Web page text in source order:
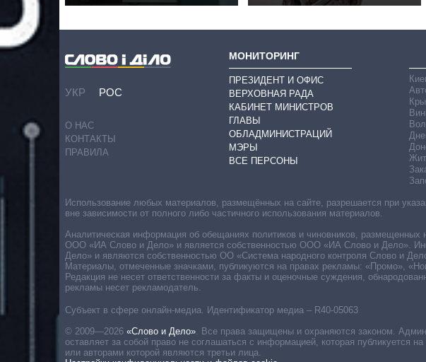
УКР РОС
О НАС
КОНТАКТЫ
ПРАВИЛА
МОНИТОРИНГ
ПРЕЗИДЕНТ И ОФИС
ВЕРХОВНАЯ РАДА
КАБИНЕТ МИНИСТРОВ
ГЛАВЫ
ОБЛАДМИНИСТРАЦИЙ
МЭРЫ
ВСЕ ПЕРСОНЫ
Субъект в сфере онлайн-медиа. Идентификатор медиа – R40-05063
© 2009—2026 «Слово и Дело». Все права защищены и охраняются законом.
оставляет за собой право не соглашаться с информацией, которая публикуется
или авторами которой являются третьи лица.
Использование любых материалов, размещённых на сайте, разрешается при
вне зависимости от полного либо частичного использования материалов.
Аналитическая информация об обещаниях политиков и чиновников,
ООО «ИА Слово и Дело» и является собственностью ООО «ИА Слово и Дело».
Дело» и являются собственностью ОО «Система народного контроля Слово и
Материалы, отмеченные значками, публикуются на правах рекламы: «Промо»,
Редакция не несет ответственности за факты и оценочные суждения,
рекламы несет рекламодатель.